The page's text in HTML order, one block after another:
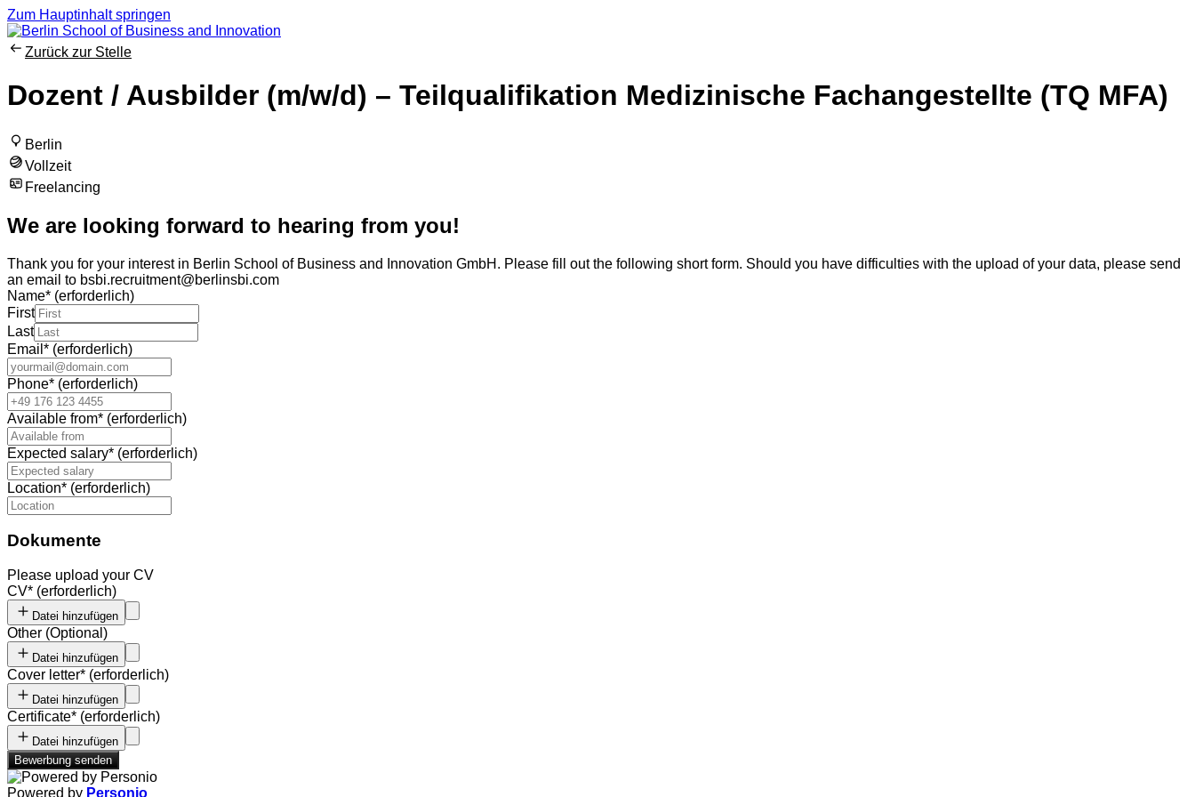
Zum Hauptinhalt springen
Zurück zur Stelle
Dozent / Ausbilder (m/w/d) – Teilqualifikation Medizinische Fachangestellte (TQ MFA)
Berlin
Vollzeit
Freelancing
We are looking forward to hearing from you!
Thank you for your interest in Berlin School of Business and Innovation GmbH. Please fill out the following short form. Should you have difficulties with the upload of your data, please send
an email to bsbi.recruitment@berlinsbi.com
Name* (erforderlich)
First
Last
Email * (erforderlich)
Phone* (erforderlich)
Available from* (erforderlich)
Expected salary* (erforderlich)
Location* (erforderlich)
Dokumente
Please upload your CV
CV* (erforderlich)
Datei hinzufügen
Other (Optional )
Datei hinzufügen
Cover letter* (erforderlich)
Datei hinzufügen
Certificate* (erforderlich)
Datei hinzufügen
Bewerbung senden
Powered by Personio